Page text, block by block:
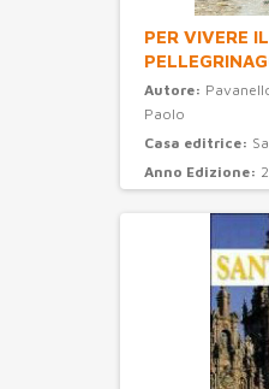
PER VIVERE IL
Autore:
Paolo
Casa editrice:
Anno Edizione: